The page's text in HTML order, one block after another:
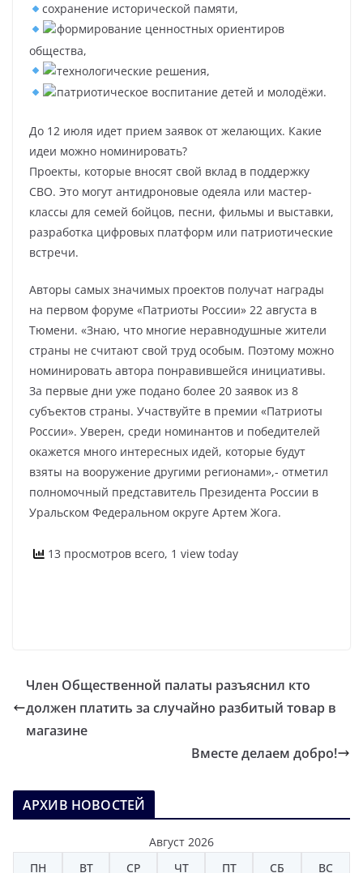
сохранение исторической памяти,
формирование ценностных ориентиров
общества,
технологические решения,
патриотическое воспитание детей и молодёжи.
До 12 июля идет прием заявок от желающих. Какие
идеи можно номинировать?
Проекты, которые вносят свой вклад в поддержку
СВО. Это могут антидроновые одеяла или мастер-
классы для семей бойцов, песни, фильмы и выставки,
разработка цифровых платформ или патриотические
встречи.
Авторы самых значимых проектов получат награды
на первом форуме «Патриоты России» 22 августа в
Тюмени. «Знаю, что многие неравнодушные жители
страны не считают свой труд особым. Поэтому можно
номинировать автора понравившейся инициативы.
За первые дни уже подано более 20 заявок из 8
субъектов страны. Участвуйте в премии «Патриоты
России». Уверен, среди номинантов и победителей
окажется много интересных идей, которые будут
взяты на вооружение другими регионами»,- отметил
полномочный представитель Президента России в
Уральском Федеральном округе Артем Жога.
13 просмотров всего, 1 view today
Член Общественной палаты разъяснил кто
должен платить за случайно разбитый товар в
магазине
Вместе делаем добро!
АРХИВ НОВОСТЕЙ
Август 2026
ПН
ВТ СР ЧТ ПТ СБ ВС